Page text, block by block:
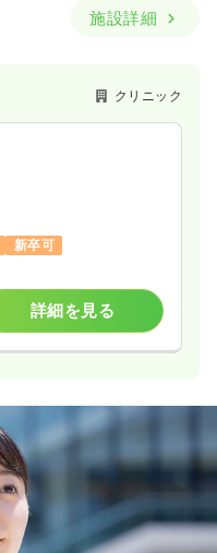
施設詳細
クリニック
新卒可
詳細を見る